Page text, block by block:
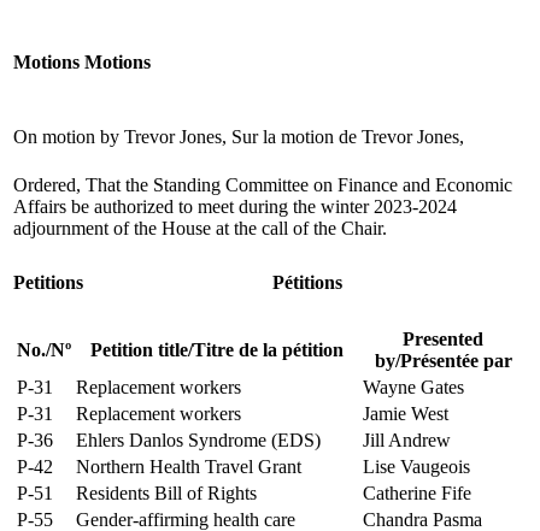
Motions Motions
On motion by Trevor Jones, Sur la motion de Trevor Jones,
Ordered, That the Standing Committee on Finance and Economic
Affairs be authorized to meet during the winter 2023-2024
adjournment of the House at the call of the Chair.
Petitions Pétitions
No./Nº Petition title/Titre de la pétition
Presented
by/Présentée par
P-31
Replacement workers
Wayne Gates
P-31
Replacement workers
Jamie West
P-36
Ehlers Danlos Syndrome (EDS)
Jill Andrew
P-42
Northern Health Travel Grant
Lise Vaugeois
P-51
Residents Bill of Rights
Catherine Fife
P-55
Gender-affirming health care
Chandra Pasma